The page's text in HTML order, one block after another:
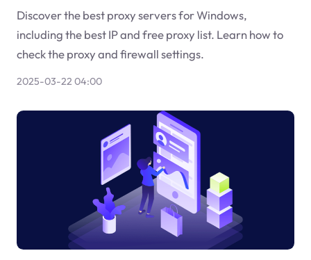
Discover the best proxy servers for Windows,
including the best IP and free proxy list. Learn how to
check the proxy and firewall settings.
2025-03-22 04:00